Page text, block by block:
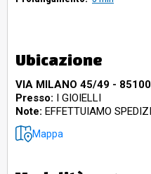
Ubicazione
VIA MILANO 45/49 -
Presso: I GIOIELLI
Note: EFFETTUIAMO
Mappa